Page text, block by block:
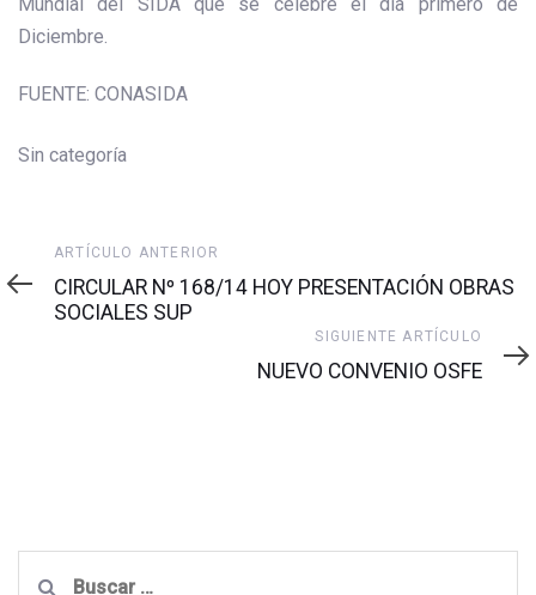
Diciembre.
FUENTE: CONASIDA
Sin categoría
Artículo
anterior
ARTÍCULO ANTERIOR
CIRCULAR Nº 168/14 HOY PRESENTACIÓN OBRAS
SOCIALES SUP
Siguiente
artículo
SIGUIENTE ARTÍCULO
NUEVO CONVENIO OSFE